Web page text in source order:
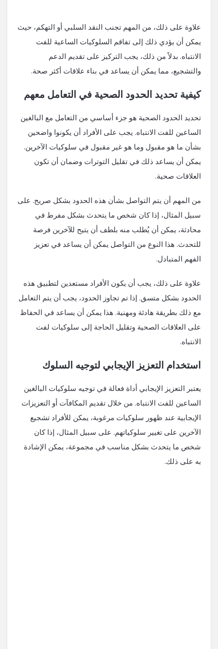
علاوة على ذلك، من المهم تجنب النقد السلبي أو التهكم، حيث
يمكن أن يؤدي ذلك إلى تفاقم السلوكيات الساعية للفت
الانتباه. بدلاً من ذلك، يجب التركيز على تقديم الدعم
والتشجيع، مما يمكن أن يساعد في بناء علاقات أكثر صحة.
كيفية تحديد الحدود الصحية في التعامل معهم
تحديد الحدود الصحية هو جزء أساسي من التعامل مع البالغين
الساعين للفت الانتباه. يجب على الأفراد أن يكونوا واضحين
بشأن ما هو مقبول وما هو غير مقبول في سلوكيات الآخرين.
يمكن أن يساعد ذلك في تقليل التوترات وضمان أن تكون
العلاقات صحية.
من المهم أن يتم التواصل بشأن هذه الحدود بشكل صريح. على
سبيل المثال، إذا كان شخص ما يتحدث بشكل مفرط في
محادثة، يمكن أن يُطلب منه بلطف أن يتيح للآخرين فرصة
للتحدث. هذا النوع من التواصل يمكن أن يساعد في تعزيز
الفهم المتبادل.
علاوة على ذلك، يجب أن يكون الأفراد مستعدين لتطبيق هذه
الحدود بشكل متسق. إذا تم تجاوز الحدود، يجب أن يتم التعامل
مع ذلك بطريقة هادئة ومهنية. هذا يمكن أن يساعد في الحفاظ
على العلاقات الصحية وتقليل الحاجة إلى سلوكيات لفت
الانتباه.
استخدام التعزيز الإيجابي لتوجيه السلوك
يعتبر التعزيز الإيجابي أداة فعالة في توجيه سلوكيات البالغين
الساعين للفت الانتباه. من خلال تقديم المكافآت أو التعزيزات
الإيجابية عند ظهور سلوكيات مرغوبة، يمكن للأفراد تشجيع
الآخرين على تغيير سلوكياتهم. على سبيل المثال، إذا كان
شخص ما يتحدث بشكل مناسب في مجموعة، يمكن الإشادة
به على ذلك.